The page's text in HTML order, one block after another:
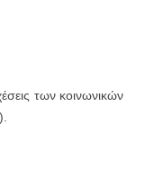
των κοινωνικών